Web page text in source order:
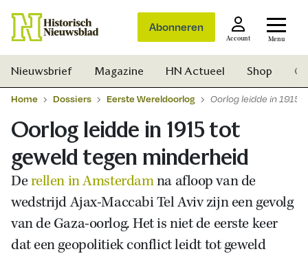
Abonneren
Account Menu
Nieuwsbrief Magazine HN Actueel Shop
Home Dossiers Eerste Wereldoorlog Oorlog leidde in 1915
Oorlog leidde in 1915 tot
geweld tegen minderheid
Derellen in Amsterdamna afloop van de
wedstrijd Ajax-Maccabi Tel Aviv zijn een gevolg
van de Gaza-oorlog. Het is niet de eerste keer
dat een geopolitiek conflict leidt tot geweld